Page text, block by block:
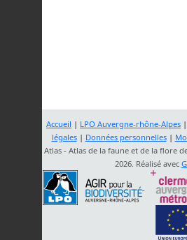
Accueil | LPO Auvergne-rhône-Alpes |
légales| Données personnelles|
Atlas - Atlas de la faune et de la flore
2026. Réalisé avec